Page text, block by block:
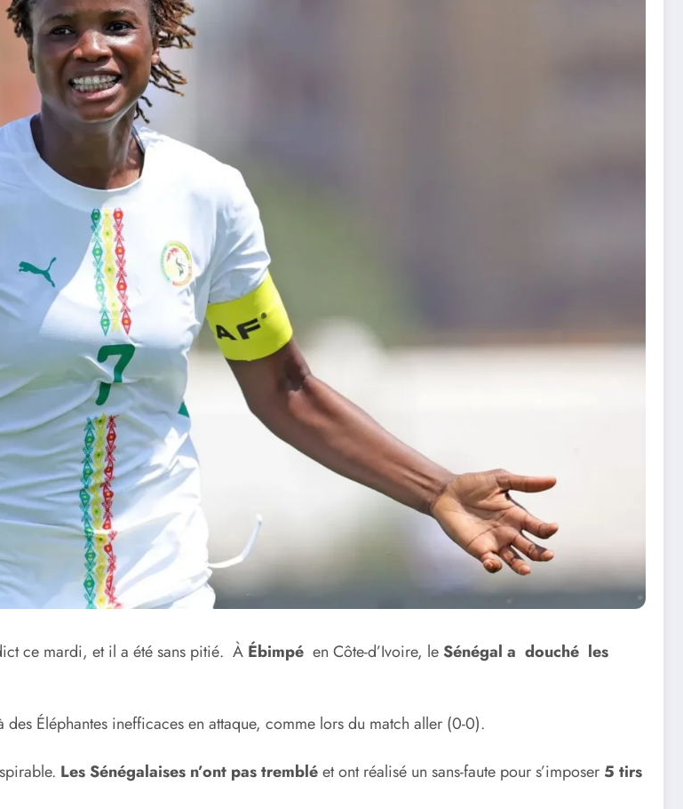
ce mardi, et il a été sans pitié. À Ébimpé en Côte-d’Ivoire, leSénégal a douché les
Éléphantes inefficaces en attaque, comme lors du match aller (0-0).
Les Sénégalaises n’ont pas trembléet ont réalisé un sans-faute pour s’imposer 5 tirs